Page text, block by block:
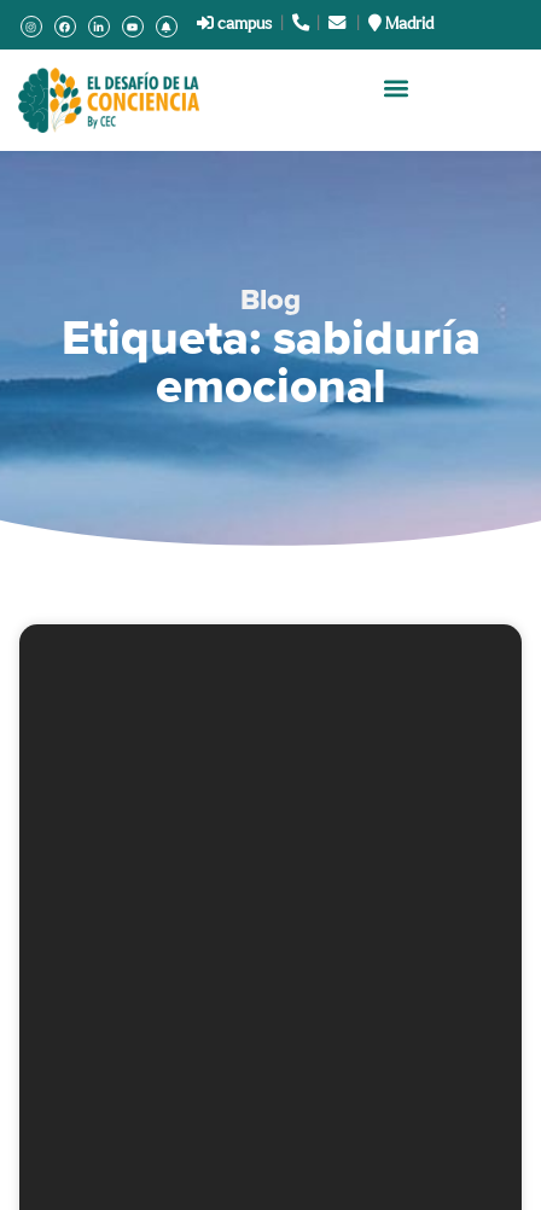
campus| . | | Madrid
Blog
Etiqueta: sabiduría
emocional